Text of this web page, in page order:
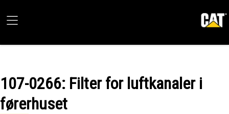
107-0266: Filter for luftkanaler i
førerhuset